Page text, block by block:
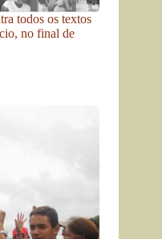
todos os textos
no final de